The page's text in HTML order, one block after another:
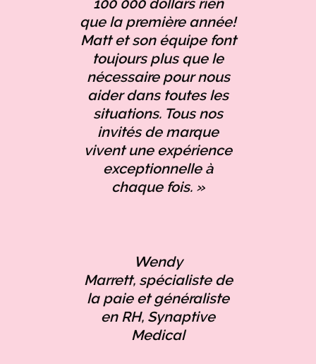
que la première année!
Matt et son équipe font
toujours plus que le
nécessaire pour nous
aider dans toutes les
situations. Tous nos
invités de marque
vivent une expérience
exceptionnelle à
chaque fois. »
Wendy
Marrett, spécialiste de
la paie et généraliste
en RH, Synaptive
Medical